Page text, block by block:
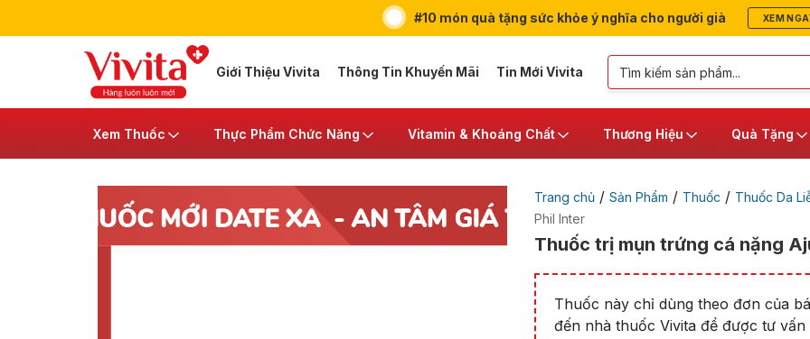
#10 món quà tặng sức khỏe ý nghĩa cho người già XEM
Giới Thiệu Vivita Thông Tin Khuyến Mãi Tin Mới Vivita
Xem Thuốc Thực Phẩm Chức Năng Vitamin & Khoáng Chất Thương Hiệu Quà Tặng
Trang chủ/ Sản Phẩm / Thuốc / Thuốc Da
Phil Inter
Thuốc trị mụn trứng cá nặng
Thuốc này chỉ dùng theo đơn của
đến nhà thuốc Vivita để được tư vấn